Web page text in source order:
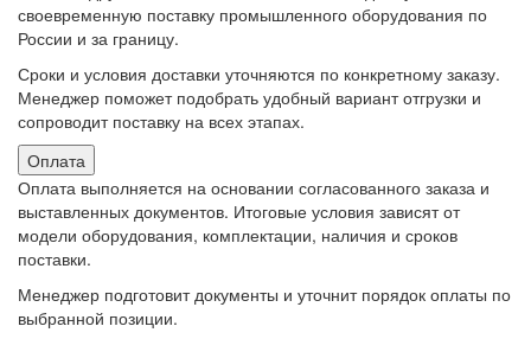
своевременную поставку промышленного оборудования по
России и за границу.
Сроки и условия доставки уточняются по конкретному заказу.
Менеджер поможет подобрать удобный вариант отгрузки и
сопроводит поставку на всех этапах.
Оплата
Оплата выполняется на основании согласованного заказа и
выставленных документов. Итоговые условия зависят от
модели оборудования, комплектации, наличия и сроков
поставки.
Менеджер подготовит документы и уточнит порядок оплаты по
выбранной позиции.